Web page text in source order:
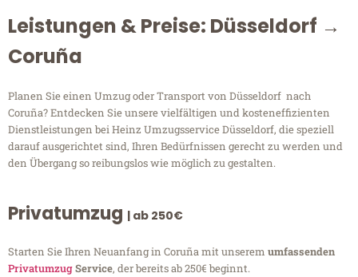
Leistungen & Preise: Düsseldorf →
Coruña
Planen Sie einen Umzug oder Transport von Düsseldorf nach
Coruña? Entdecken Sie unsere vielfältigen und kosteneffizienten
Dienstleistungen bei Heinz Umzugsservice Düsseldorf, die speziell
darauf ausgerichtet sind, Ihren Bedürfnissen gerecht zu werden und
den Übergang so reibungslos wie möglich zu gestalten.
Privatumzug | ab 250€
Starten Sie Ihren Neuanfang in Coruña mit unserem umfassenden
PrivatumzugService, der bereits ab 250€ beginnt.